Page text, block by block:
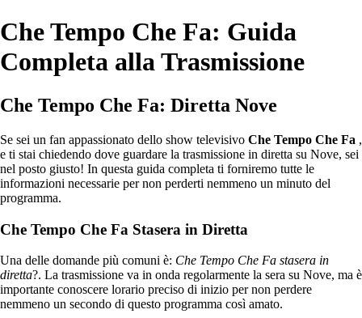
Che Tempo Che Fa: Guida
Completa alla Trasmissione
Che Tempo Che Fa: Diretta Nove
Se sei un fan appassionato dello show televisivo Che Tempo Che Fa ,
e ti stai chiedendo dove guardare la trasmissione in diretta su Nove, sei
nel posto giusto! In questa guida completa ti forniremo tutte le
informazioni necessarie per non perderti nemmeno un minuto del
programma.
Che Tempo Che Fa Stasera in Diretta
Una delle domande più comuni è: Che Tempo Che Fa stasera in
diretta?. La trasmissione va in onda regolarmente la sera su Nove, ma è
importante conoscere lorario preciso di inizio per non perdere
nemmeno un secondo di questo programma così amato.